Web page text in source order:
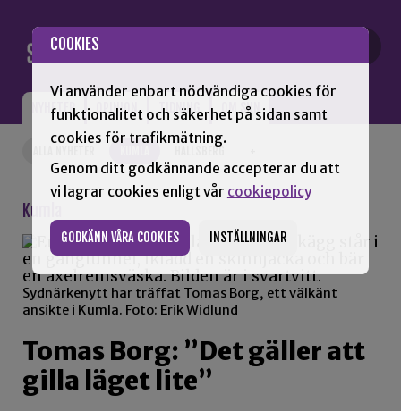
COOKIES
Vi använder enbart nödvändiga cookies för
funktionalitet och säkerhet på sidan samt
cookies för trafikmätning.
Genom ditt godkännande accepterar du att
vi lagrar cookies enligt vår cookiepolicy
GODKÄNN VÅRA COOKIES INSTÄLLNINGAR
NYHETER OPINION TIDNING OM SNN
HALLSBERG
Kumla
Sydnärkenytt har träffat Tomas Borg, ett välkänt
ansikte i Kumla. Foto: Erik Widlund
Tomas Borg: ”Det gäller att
gilla läget lite”